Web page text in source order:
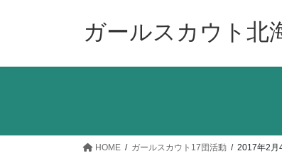
ガールスカウト北
HOME ガールスカウト17団活動 2017年2月